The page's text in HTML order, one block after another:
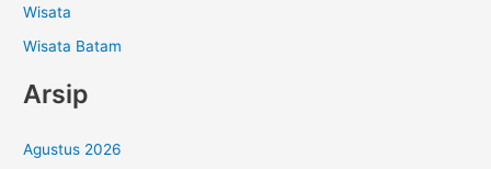
Wisata
Wisata Batam
Arsip
Agustus 2026